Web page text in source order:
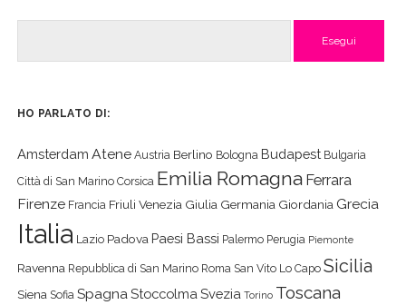
HO PARLATO DI:
Amsterdam Atene Austria Berlino Bologna Budapest Bulgaria
Città di San Marino Corsica Emilia Romagna Ferrara
Firenze Francia Friuli Venezia Giulia Germania Giordania Grecia
Italia Lazio Padova Paesi Bassi Palermo Perugia Piemonte
Ravenna Repubblica di San Marino Roma San Vito Lo Capo Sicilia
Siena Sofia SpagnaStoccolma Svezia Torino Toscana